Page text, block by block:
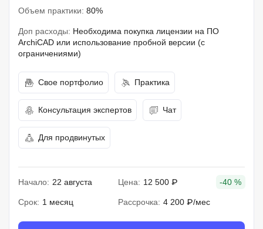
Объем практики: 80%
Доп расходы: Необходима покупка лицензии на ПО
ArchiCAD или использование пробной версии (с
ограничениями)
Свое портфолио Практика
Консультация экспертов Чат
Для продвинутых
Начало: 22 августа Цена: 12 500 ₽ -40 %
Срок: 1 месяц Рассрочка: 4 200 ₽/мес